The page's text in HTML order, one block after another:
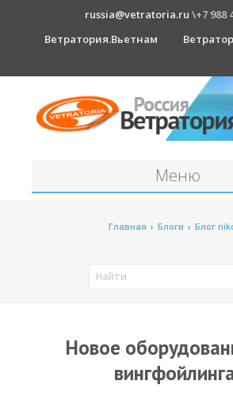
russia@vetratoria.ru \+7 988
Ветратория.Вьетнам
Меню
Прогноз погоды
Главная › Блоги › Блог
Новое